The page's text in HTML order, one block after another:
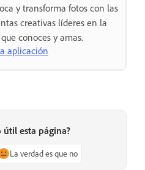
y transforma fotos con las
creativas líderes en la
conoces y amas.
aplicación
útil esta página?
La verdad es que no